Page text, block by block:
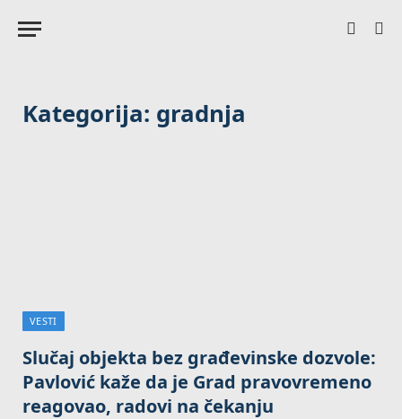
Kategorija: gradnja
VESTI
Slučaj objekta bez građevinske dozvole:
Pavlović kaže da je Grad pravovremeno
reagovao, radovi na čekanju